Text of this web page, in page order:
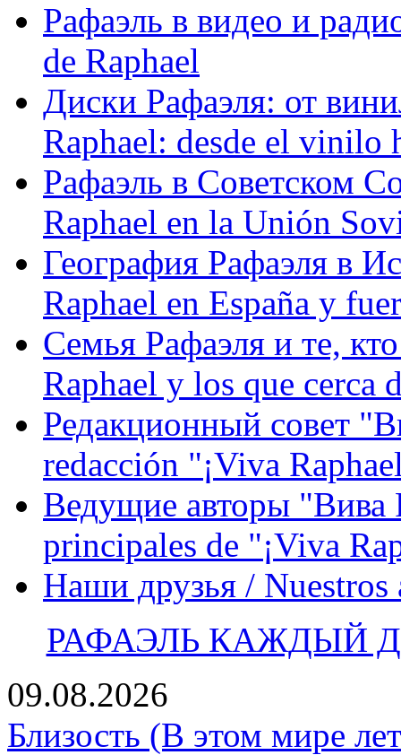
Рафаэль в видео и
de Raphael
Диски Рафаэля: от
Raphael: desde el vinilo
Рафаэль в Советском
Raphael en la Unión
География Рафаэля в
Raphael en España y
Семья Рафаэля и те,
Raphael y los que cerca
Редакционный совет
redacción "¡Viva
Ведущие авторы "Вива
principales de "¡Viva
Наши друзья / Nuestros
РАФАЭЛЬ КАЖДЫЙ
09.08.2026
Близость (В этом мире